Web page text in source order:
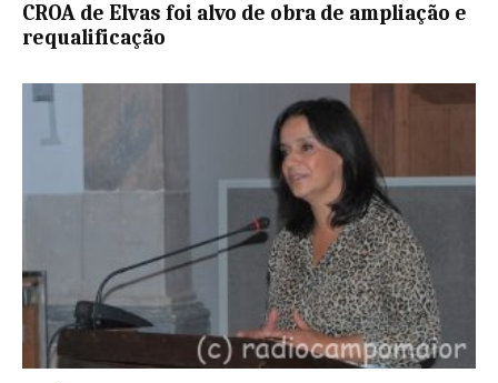
CROA de Elvas foi alvo de obra de ampliação e
requalificação